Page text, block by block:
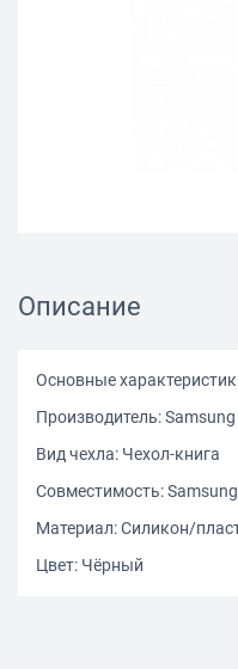
Описание
Основные
Производитель: Samsung
Вид чехла: Чехол-книга
Совместимость:
Материал: Силикон/
Цвет: Чёрный